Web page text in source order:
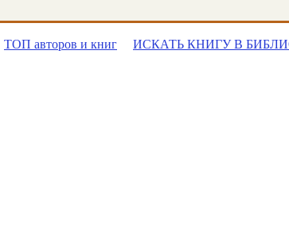
ТОП авторов и книг ИСКАТЬ КНИГУ В